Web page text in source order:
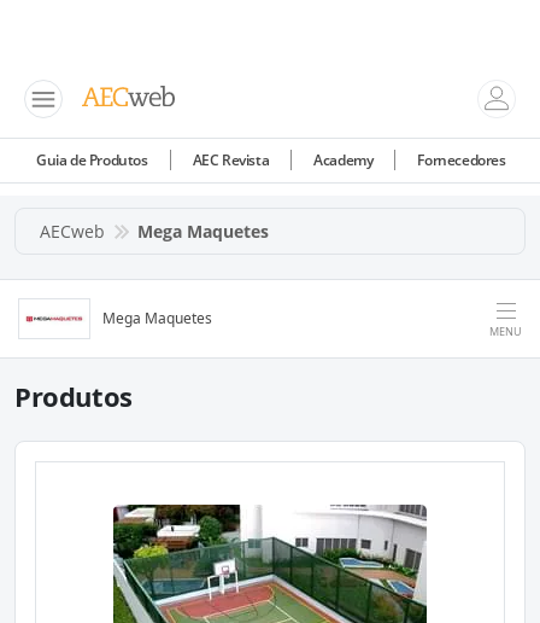
Guia de Produtos AEC Revista Academy Fornecedores
AECweb Mega Maquetes
Mega Maquetes
MENU
Produtos